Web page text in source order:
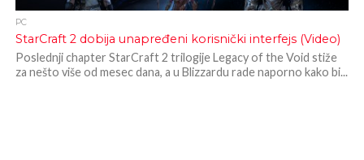
PC
StarCraft 2 dobija unapređeni korisnički interfejs (Video)
Poslednji chapter StarCraft 2 trilogije Legacy of the Void stiže
za nešto više od mesec dana, a u Blizzardu rade naporno kako bi...